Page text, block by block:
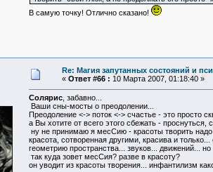
В самую точку! Отлично сказано!
Re: Магия запутанных состояний и
« Ответ #66 : 10 Марта 2007, 01:18:40 »
Солярис, забавно...
Ваши сны-мосты о преодолении...
Преодоление <-> поток <-> счастье - это просто
а Вы хотите от всего этого сбежать - проснуться,
ну не принимаю я месСию - красоты творить надо
красота, сотворенная другими, красива и
геометрию пространства... звуков... движений...
так куда зовет месСия? разве в красоту?
он уводит из красоты творения... инфантилизм